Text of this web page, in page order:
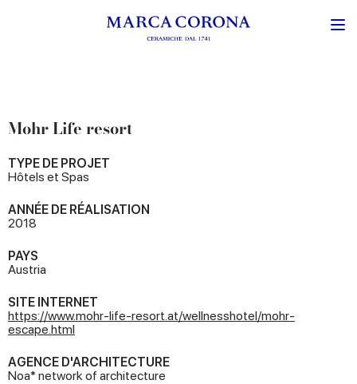
Mohr Life resort
TYPE DE PROJET
Hôtels et Spas
ANNÉE DE RÉALISATION
2018
PAYS
Austria
SITE INTERNET
https://www.mohr-life-resort.at/wellnesshotel/mohr-
escape.html
AGENCE D'ARCHITECTURE
Noa* network of architecture